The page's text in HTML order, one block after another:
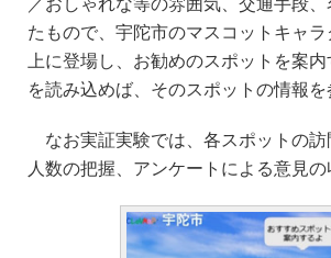
／おしゃれな等の雰囲気、交通手段
たもので、宇陀市のマスコットキャ
上に登場し、お勧めのスポットを案
を読み込めば、そのスポットの情報を
なお実証実験では、各スポットの
人数の把握、アンケートによる意見の